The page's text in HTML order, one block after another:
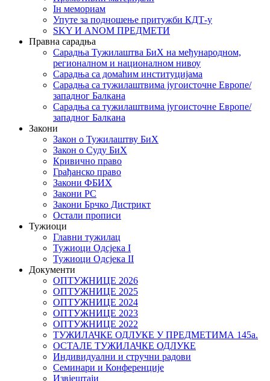
Iн мемориам
Упуте за подношење притужби КДТ-у
SKY И ANOM ПРЕДМЕТИ
Правна сарадња
Сарадња Тужилаштва БиХ на међународном,
регионалном и националном нивоу
Сарадња са домаћим институцијама
Сарадња са тужилаштвима југоисточне Европе/
западног Балкана
Сарадња са тужилаштвима југоисточне Европе/
западног Балкана
Закони
Закон о Тужилаштву БиХ
Закон о Суду БиХ
Кривично право
Грађанско право
Закони ФБИХ
Закони РС
Закони Брчко Дистрикт
Остали прописи
Тужиоци
Главни тужилац
Тужиоци Oдсјекa I
Тужиоци Oдсјекa II
Документи
ОПТУЖНИЦЕ 2026
ОПТУЖНИЦЕ 2025
ОПТУЖНИЦЕ 2024
ОПТУЖНИЦЕ 2023
ОПТУЖНИЦЕ 2022
ТУЖИЛАЧКЕ ОДЛУКЕ У ПРЕДМЕТИМА 145а.
ОСТАЛЕ ТУЖИЛАЧКЕ ОДЛУКЕ
Индивидуални и стручни радови
Семинари и Конференције
Извјештаји